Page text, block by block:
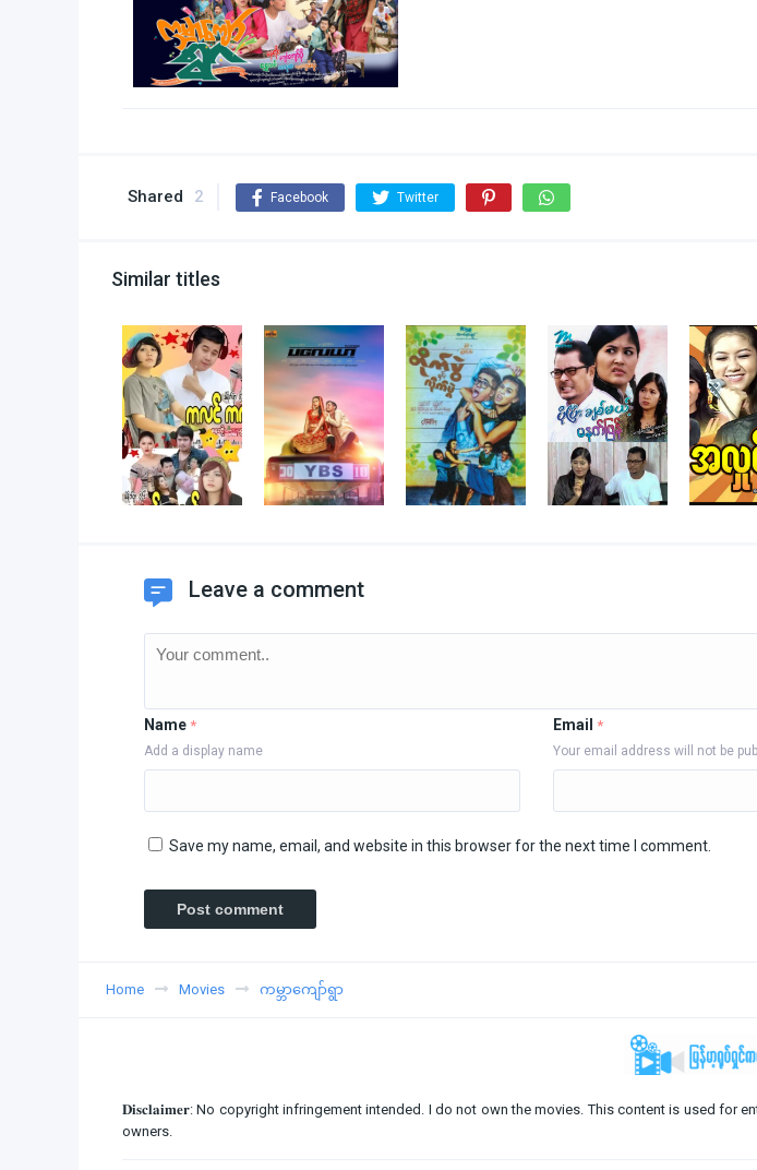
Shared 2 Facebook Twitter
Similar titles
Leave a comment
Name *
Add a display name
Email *
Your email address will not be
Save my name, email, and website in this browser for the next time I comment.
Home Movies ကမ္ဘာကျော်ရွာ
𝐃𝐢𝐬𝐜𝐥𝐚𝐢𝐦𝐞𝐫: No copyright infringement intended. I do not own the movies. This content is used
owners.